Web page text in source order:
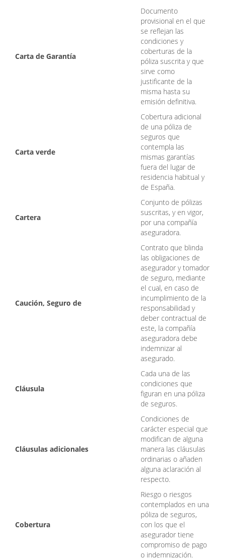
Carta de Garantía
Documento
provisional en el que
se reflejan las
condiciones y
coberturas de la
póliza suscrita y que
sirve como
justificante de la
misma hasta su
emisión definitiva.
Carta verde
Cobertura adicional
de una póliza de
seguros que
contempla las
mismas garantías
fuera del lugar de
residencia habitual y
de España.
Cartera
Conjunto de pólizas
suscritas, y en vigor,
por una compañía
aseguradora.
Caución, Seguro de
Contrato que blinda
las obligaciones de
asegurador y tomador
de seguro, mediante
el cual, en caso de
incumplimiento de la
responsabilidad y
deber contractual de
este, la compañía
aseguradora debe
indemnizar al
asegurado.
Cláusula
Cada una de las
condiciones que
figuran en una póliza
de seguros.
Cláusulas adicionales
Condiciones de
carácter especial que
modifican de alguna
manera las cláusulas
ordinarias o añaden
alguna aclaración al
respecto.
Cobertura
Riesgo o riesgos
contemplados en una
póliza de seguros,
con los que el
asegurador tiene
compromiso de pago
o indemnización.